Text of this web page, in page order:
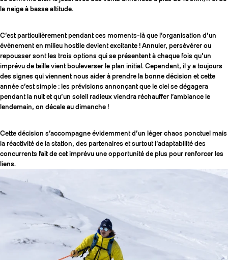
la neige à basse altitude.
C’est particulièrement pendant ces moments-là que l’organisation d’un
évènement en milieu hostile devient excitante ! Annuler, persévérer ou
repousser sont les trois options qui se présentent à chaque fois qu’un
imprévu de taille vient bouleverser le plan initial. Cependant, il y a toujours
des signes qui viennent nous aider à prendre la bonne décision et cette
année c’est simple : les prévisions annonçant que le ciel se dégagera
pendant la nuit et qu’un soleil radieux viendra réchauffer l’ambiance le
lendemain, on décale au dimanche !
Cette décision s’accompagne évidemment d’un léger chaos ponctuel mais
la réactivité de la station, des partenaires et surtout l’adaptabilité des
concurrents fait de cet imprévu une opportunité de plus pour renforcer les
liens.